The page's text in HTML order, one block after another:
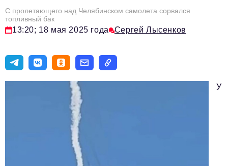
Стиль жизни
Туризм
ОПК
Авторские материалы
Телефон редакции:+7 495 727-01-67
С пролетающего над Челябинском самолета сорвался
топливный бак
13:20; 18 мая 2025 года Сергей Лысенков
У